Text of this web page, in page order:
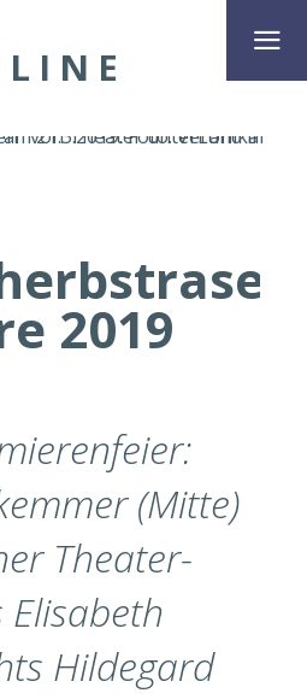
2019
(Mitte)
Theater-
Elisabeth
Hildegard